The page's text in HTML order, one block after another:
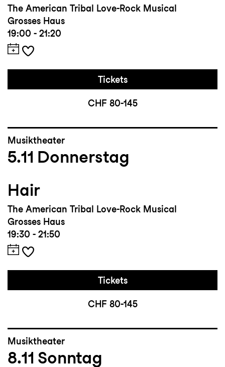
The American Tribal Love-Rock Musical
Grosses Haus
19:00 - 21:20
Tickets
CHF 80-145
Musiktheater
5.11 Donnerstag
Hair
The American Tribal Love-Rock Musical
Grosses Haus
19:30 - 21:50
Tickets
CHF 80-145
Musiktheater
8.11 Sonntag